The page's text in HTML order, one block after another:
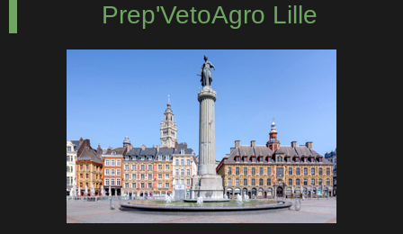
Prep'VetoAgro Lille